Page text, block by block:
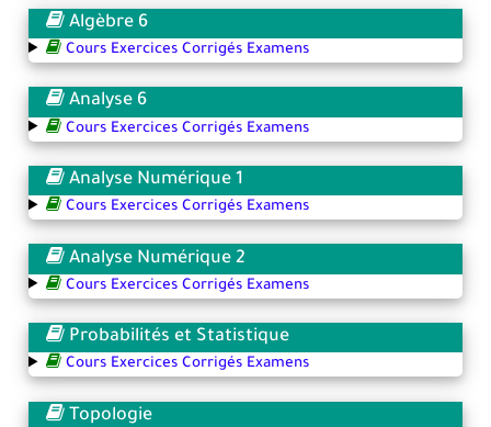
Algèbre 6
Cours Exercices Corrigés Examens
Analyse 6
Cours Exercices Corrigés Examens
Analyse Numérique 1
Cours Exercices Corrigés Examens
Analyse Numérique 2
Cours Exercices Corrigés Examens
Probabilités et Statistique
Cours Exercices Corrigés Examens
Topologie